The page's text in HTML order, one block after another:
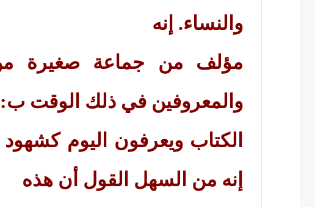
والنساء. إنه
مؤلف من جماعة صغيرة من
والمعروفين في ذلك الوقت ب:
الكتاب ويعرفون اليوم
إنه من السهل القول أن هذه